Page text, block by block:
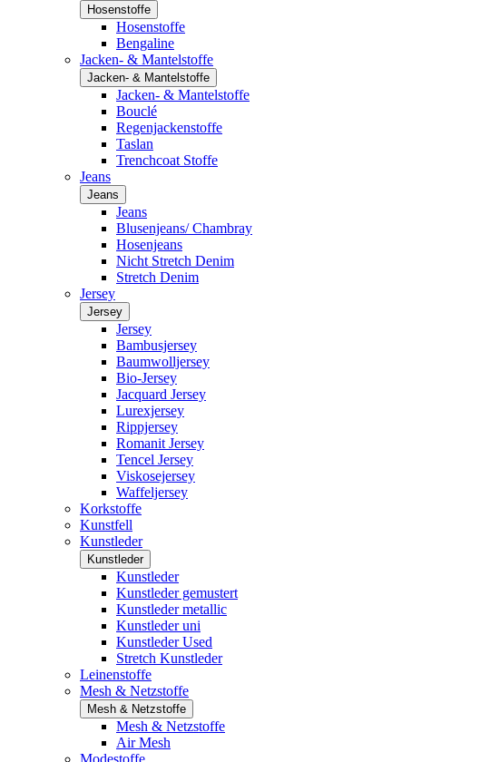
Hosenstoffe
Hosenstoffe
Bengaline
Jacken- & Mantelstoffe
Jacken- & Mantelstoffe
Jacken- & Mantelstoffe
Bouclé
Regenjackenstoffe
Taslan
Trenchcoat Stoffe
Jeans
Jeans
Jeans
Blusenjeans/ Chambray
Hosenjeans
Nicht Stretch Denim
Stretch Denim
Jersey
Jersey
Jersey
Bambusjersey
Baumwolljersey
Bio-Jersey
Jacquard Jersey
Lurexjersey
Rippjersey
Romanit Jersey
Tencel Jersey
Viskosejersey
Waffeljersey
Korkstoffe
Kunstfell
Kunstleder
Kunstleder
Kunstleder
Kunstleder gemustert
Kunstleder metallic
Kunstleder uni
Kunstleder Used
Stretch Kunstleder
Leinenstoffe
Mesh & Netzstoffe
Mesh & Netzstoffe
Mesh & Netzstoffe
Air Mesh
Modestoffe